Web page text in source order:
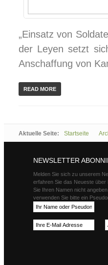
„Einsatz von
der Leyen setzt
Anschaffung von
READ MORE
Aktuelle Seite: Startseite
NEWSLETTER
Melden Sie sich zu unserem
erfahren Sie das Neueste über
Sie Ihren Namen nicht angeben
verwenden Sie bitte ein